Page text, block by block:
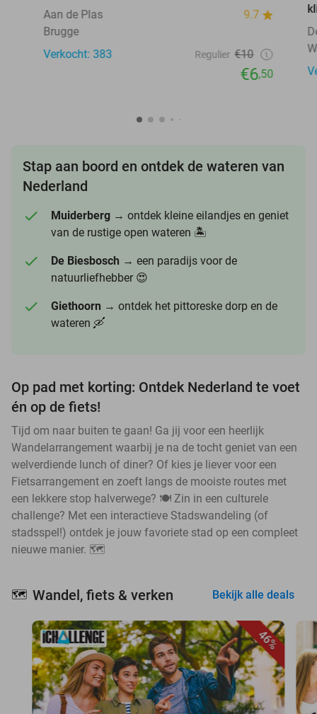
Aan de Plas
9.7
Brugge
Verkocht: 383
Regulier €10
€6,50
Stap aan boord en ontdek de wateren van
Nederland
Muiderberg → ontdek kleine eilandjes en geniet
van de rustige open wateren 🏝️
De Biesbosch → een paradijs voor de
natuurliefhebber 😍
Giethoorn → ontdek het pittoreske dorp en de
wateren 🛶
Op pad met korting: Ontdek Nederland te voet
én op de fiets!
Tijd om naar buiten te gaan! Ga jij voor een heerlijk
Wandelarrangement waarbij je na de tocht geniet van een
welverdiende lunch of diner? Of kies je liever voor een
Fietsarrangement en zoeft langs de mooiste routes met
een lekkere stop halverwege? 🍽️ Zin in een culturele
challenge? Met een interactieve Stadswandeling (of
stadsspel!) ontdek je jouw favoriete stad op een compleet
nieuwe manier. 🗺️
🗺️ Wandel, fiets & verken Bekijk alle deals
46%